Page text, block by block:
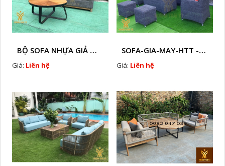
BỘ SOFA NHỰA GIẢ MÂY HTT - S86
Giá: Liên hệ
SOFA-GIA-MAY-HTT - S61 COPY
Giá: Liên hệ